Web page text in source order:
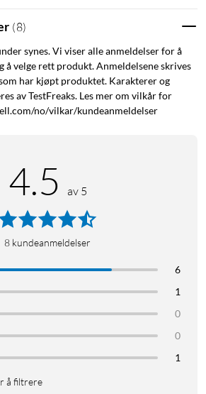
(8)
synes. Vi viser alle anmeldelser for å
å velge rett produkt. Anmeldelsene skrives
har kjøpt produktet. Karakterer og
av TestFreaks. Les mer om vilkår for
no/vilkar/kundeanmeldelser
4.5 av 5
8 kundeanmeldelser
6
1
0
0
1
å filtrere